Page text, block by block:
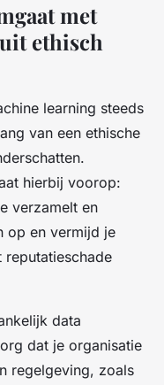
met
ethisch
learning steeds
van een ethische
hierbij voorop:
verzamelt en
op en vermijd je
data
dat je organisatie
regelgeving, zoals